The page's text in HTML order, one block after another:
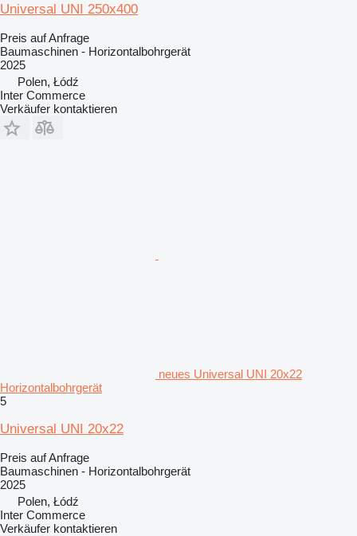
Universal UNI 250x400
Preis auf Anfrage
Baumaschinen - Horizontalbohrgerät
2025
Polen, Łódź
Inter Commerce
Verkäufer kontaktieren
neues Universal UNI 20x22
Horizontalbohrgerät
5
Universal UNI 20x22
Preis auf Anfrage
Baumaschinen - Horizontalbohrgerät
2025
Polen, Łódź
Inter Commerce
Verkäufer kontaktieren